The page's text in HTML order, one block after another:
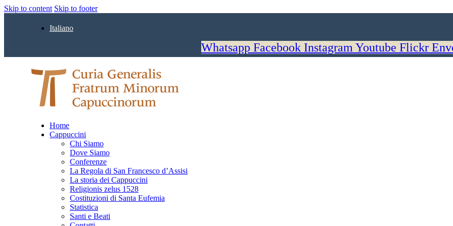
Skip to content Skip to footer
Italiano
Whatsapp Facebook Instagram Youtube Flickr
Home
Cappuccini
Chi Siamo
Dove Siamo
Conferenze
La Regola di San Francesco d’Assisi
La storia dei Cappuccini
Religionis zelus 1528
Costituzioni di Santa Eufemia
Statistica
Santi e Beati